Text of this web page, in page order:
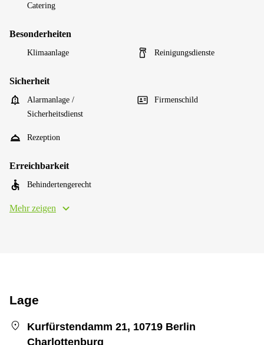
Catering
Besonderheiten
Klimaanlage Reinigungsdienste
Sicherheit
Alarmanlage /
Sicherheitsdienst
Firmenschild
Rezeption
Erreichbarkeit
Behindertengerecht
Mehr zeigen
Lage
Kurfürstendamm 21, 10719 Berlin
Charlottenburg